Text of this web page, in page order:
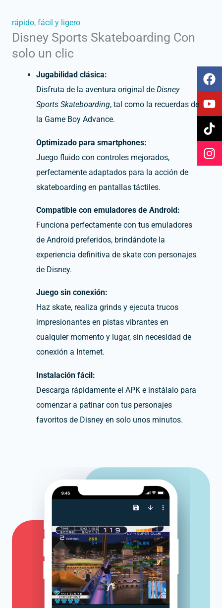
rápido, fácil y ligero
Disney Sports Skateboarding Con
solo un clic
Jugabilidad clásica:
Disfruta de la aventura original deDisney
Sports Skateboarding, tal como la recuerdas de
la Game Boy Advance.
Optimizado para smartphones:
Juego fluido con controles mejorados,
perfectamente adaptados para la acción de
skateboarding en pantallas táctiles.
Compatible con emuladores de Android:
Funciona perfectamente con tus emuladores
de Android preferidos, brindándote la
experiencia definitiva de skate con personajes
de Disney.
Juego sin conexión:
Haz skate, realiza grinds y ejecuta trucos
impresionantes en pistas vibrantes en
cualquier momento y lugar, sin necesidad de
conexión a Internet.
Instalación fácil:
Descarga rápidamente el APK e instálalo para
comenzar a patinar con tus personajes
favoritos de Disney en solo unos minutos.
F
a
c
e
b
o
o
k
Y
o
u
t
u
b
e
T
i
k
t
o
k
I
n
s
t
a
g
r
a